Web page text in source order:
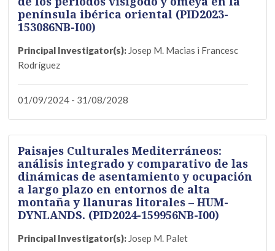
península ibérica oriental (PID2023-
153086NB-I00)
Principal Investigator(s): Josep M. Macias i Francesc
Rodríguez
01/09/2024 - 31/08/2028
Paisajes Culturales Mediterráneos:
análisis integrado y comparativo de las
dinámicas de asentamiento y ocupación
a largo plazo en entornos de alta
montaña y llanuras litorales – HUM-
DYNLANDS. (PID2024-159956NB-I00)
Principal Investigator(s): Josep M. Palet